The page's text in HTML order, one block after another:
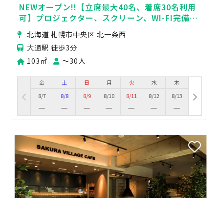
NEWオープン!!【立席最大40名、着席30名利用
可】プロジェクター、スクリーン、WI-FI完備■
小規模の会議や交流会、撮影に！
北海道 札幌市中央区 北一条西
大通駅 徒歩3分
103㎡
〜30人
金
8/7
土
8/8
日
8/9
月
8/10
火
8/11
水
8/12
木
8/13